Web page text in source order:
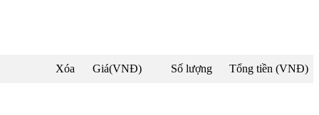
Xóa Giá(VNĐ) Số lượng Tổng tiền (VNĐ)